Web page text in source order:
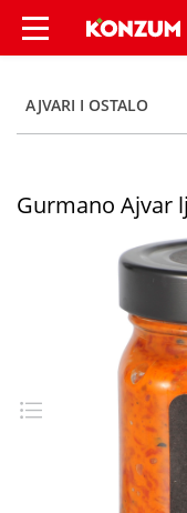
AJVARI I OSTALO
Gurmano Ajvar